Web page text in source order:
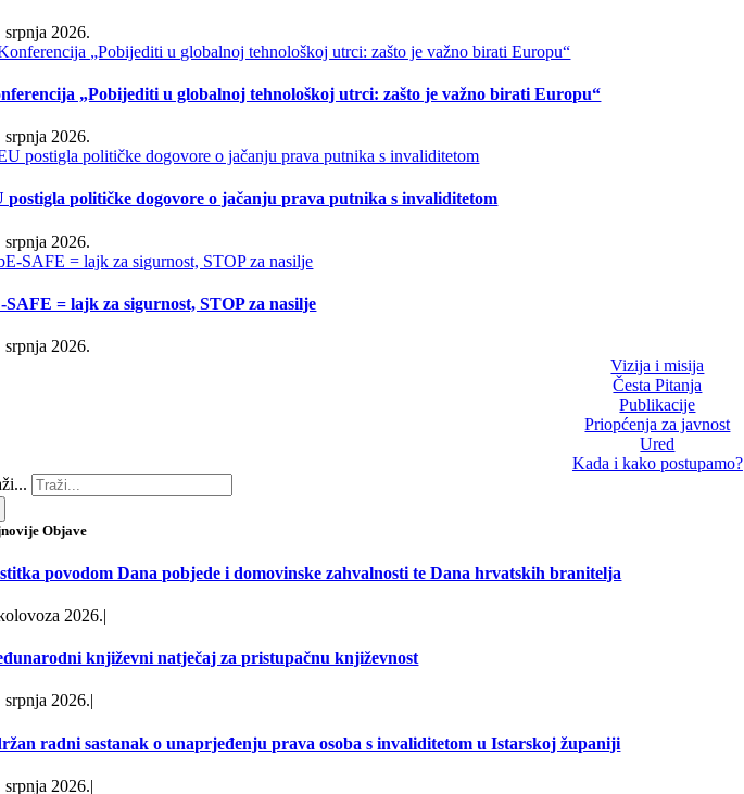
srpnja 2026.
„Pobijediti u globalnoj tehnološkoj utrci: zašto je važno birati Europu“
srpnja 2026.
postigla političke dogovore o jačanju prava putnika s invaliditetom
srpnja 2026.
SAFE = lajk za sigurnost, STOP za nasilje
srpnja 2026.
Vizija i misija
Česta Pitanja
Publikacije
Priopćenja za javnost
Ured
Kada i kako postupamo?
Objave
povodom Dana pobjede i domovinske zahvalnosti te Dana hrvatskih branitelja
2026.|
književni natječaj za pristupačnu književnost
srpnja 2026.|
radni sastanak o unaprjeđenju prava osoba s invaliditetom u Istarskoj županiji
srpnja 2026.|